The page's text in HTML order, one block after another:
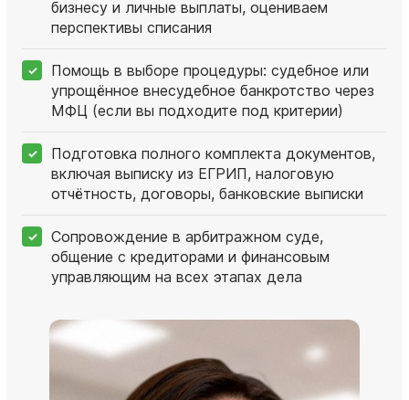
бизнесу и личные выплаты, оцениваем
перспективы списания
Помощь в выборе процедуры: судебное или
упрощённое внесудебное банкротство через
МФЦ (если вы подходите под критерии)
Подготовка полного комплекта документов,
включая выписку из ЕГРИП, налоговую
отчётность, договоры, банковские выписки
Сопровождение в арбитражном суде,
общение с кредиторами и финансовым
управляющим на всех этапах дела